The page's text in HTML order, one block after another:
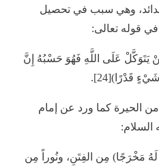
وهي سبب في تحصيل
قوله تعالى:
عَلَى اللَّهِ فَهُوَ حَسْبُهُ إِنَّ
قَدْرًا)[24].
الحيرة كما ورد عن إمام
السلام:
لَهُ مَخْرَجًا) مِن الفِتَنِ، ونُوراً مِن